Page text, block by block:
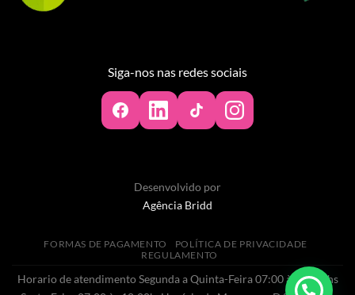
Siga-nos nas redes sociais
Desenvolvido por
Agência Bridd
FORMAS DE PAGAMENTO
POLÍTICA DE PRIVACIDADE
REGULAMENTO
Horario de atendimento Segunda a Quinta-Feira 07:00 às 20:00hs